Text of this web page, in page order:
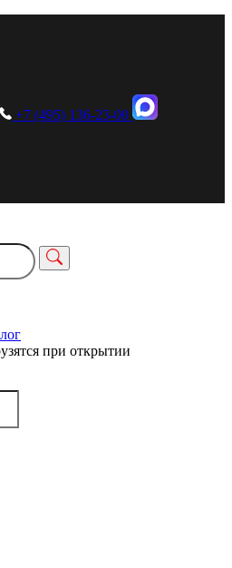
+7 (495) 136-23-00
при открытии